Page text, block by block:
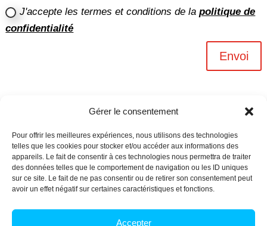
Gérer le consentement
Pour offrir les meilleures expériences, nous utilisons des technologies
telles que les cookies pour stocker et/ou accéder aux informations des
appareils. Le fait de consentir à ces technologies nous permettra de traiter
des données telles que le comportement de navigation ou les ID uniques
sur ce site. Le fait de ne pas consentir ou de retirer son consentement peut
avoir un effet négatif sur certaines caractéristiques et fonctions.
Accepter
J'accepte les termes et conditions de lapolitique de
confidentialité
Envoi
Archives n-6